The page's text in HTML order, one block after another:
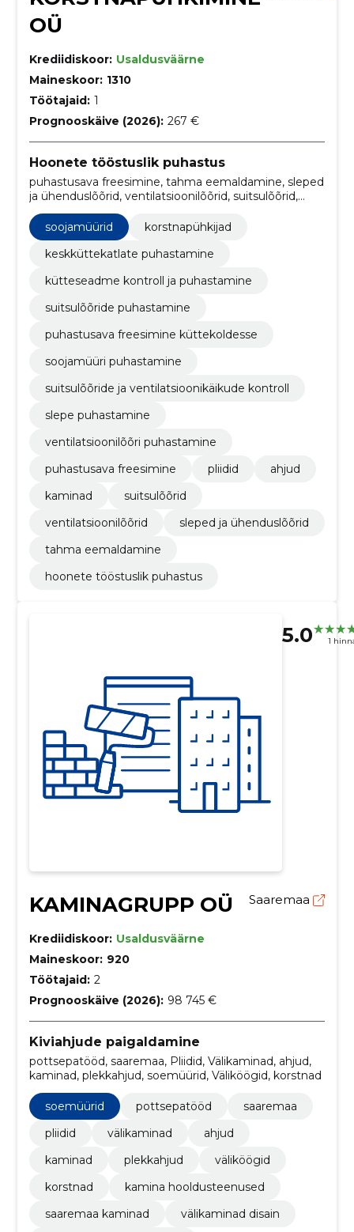
OÜ
Krediidiskoor: Usaldusväärne
Maineskoor: 1310
Töötajaid: 1
Prognooskäive (2026): 267 €
Hoonete tööstuslik puhastus
puhastusava freesimine, tahma eemaldamine, sleped
ja ühenduslõõrid, ventilatsioonilõõrid, suitsulõõrid,
kaminad, ahjud, soojamüürid, Pliidid, Korstnapühkijad
soojamüürid
korstnapühkijad
keskküttekatlate puhastamine
kütteseadme kontroll ja puhastamine
suitsulõõride puhastamine
puhastusava freesimine küttekoldesse
soojamüüri puhastamine
suitsulõõride ja ventilatsioonikäikude kontroll
slepe puhastamine
ventilatsioonilõõri puhastamine
puhastusava freesimine
pliidid
ahjud
kaminad
suitsulõõrid
ventilatsioonilõõrid
sleped ja ühenduslõõrid
tahma eemaldamine
hoonete tööstuslik puhastus
5.0 1
KAMINAGRUPP OÜ Saaremaa
Krediidiskoor: Usaldusväärne
Maineskoor: 920
Töötajaid: 2
Prognooskäive (2026): 98 745 €
Kiviahjude paigaldamine
pottsepatööd, saaremaa, Pliidid, Välikaminad, ahjud,
kaminad, plekkahjud, soemüürid, Väliköögid, korstnad
soemüürid pottsepatööd
saaremaa
pliidid
välikaminad
ahjud
kaminad
plekkahjud
väliköögid
korstnad
kamina hooldusteenused
saaremaa kaminad
välikaminad disain